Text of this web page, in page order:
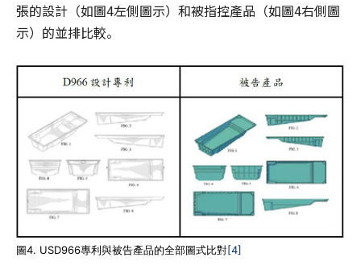
張的設計（如圖4左側圖示）和被指控產品（如圖4右側圖
示）的並排比較。
圖4. USD966專利與被告產品的全部圖式比對[4]